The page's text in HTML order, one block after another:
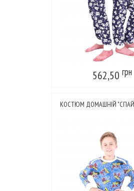
562,50 грн
КОСТЮМ ДОМАШНІЙ